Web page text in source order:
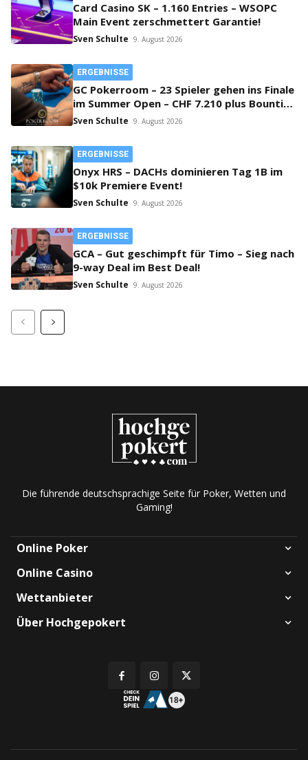
Card Casino SK – 1.160 Entries – WSOPC
Main Event zerschmettert Garantie!
Sven Schulte 9. August 2026
ERGEBNISSE
GC Pokerroom – 23 Spieler gehen ins Finale
im Summer Open – CHF 7.210 plus Bounties
on Top!
Sven Schulte 9. August 2026
ERGEBNISSE
Onyx HRS – DACHs dominieren Tag 1B im
$10k Premiere Event!
Sven Schulte 9. August 2026
ERGEBNISSE
GCA – Gut geschimpft für Timo – Sieg nach
9-way Deal im Best Deal!
Sven Schulte 9. August 2026
Die führende deutschsprachige Seite für Poker, Wetten und
Gaming!
Online Poker
Online Casino
Wettanbieter
Über Hochgepokert